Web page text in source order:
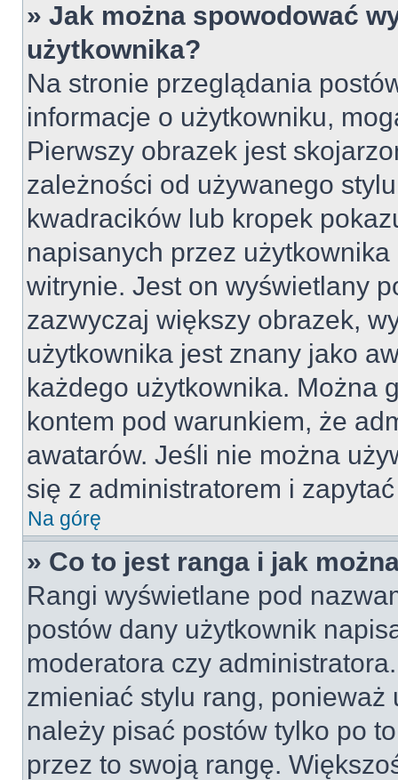
» Jak można spowodować
użytkownika?
Na stronie przeglądania
informacje o użytkowniku,
Pierwszy obrazek jest
zależności od używanego
kwadracików lub kropek
napisanych przez
witrynie. Jest on wyświetlany
zazwyczaj większy obrazek,
użytkownika jest znany jako
każdego użytkownika. Można
kontem pod warunkiem, że
awatarów. Jeśli nie można
się z administratorem i
Na górę
» Co to jest ranga i jak
Rangi wyświetlane pod
postów dany użytkownik
moderatora czy
zmieniać stylu rang,
należy pisać postów tylko po
przez to swoją rangę.